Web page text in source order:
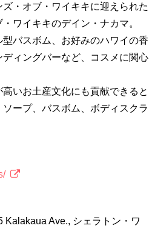
・オブ・ワイキキに迎えられた
ワイキキのデイン・ナカマ。
バスボム、お好みのハワイの香
ィングバーなど、コスメに関心
いお土産文化にも貢献できると
ープ、バスボム、ボディスクラ
Kalakaua Ave., シェラトン・ワ